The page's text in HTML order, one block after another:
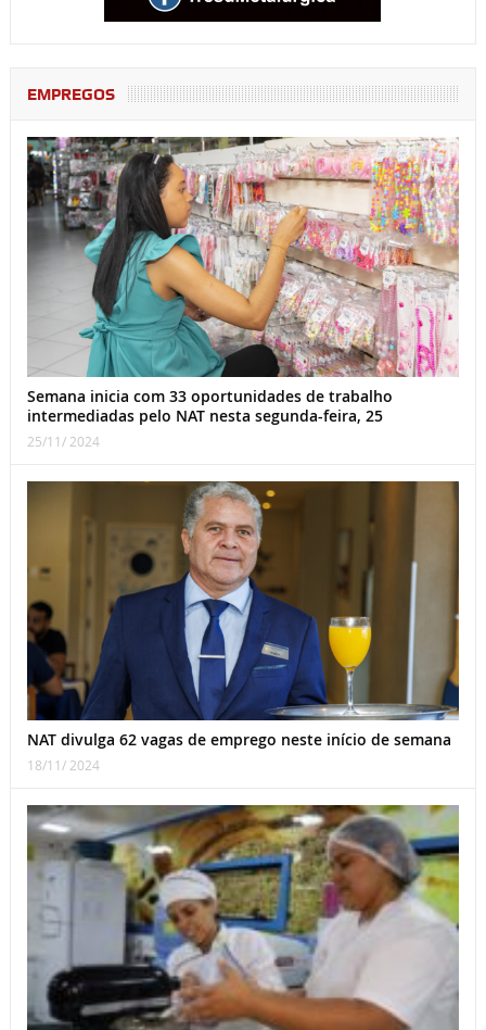
EMPREGOS
Semana inicia com 33 oportunidades de trabalho
intermediadas pelo NAT nesta segunda-feira, 25
25/11/ 2024
NAT divulga 62 vagas de emprego neste início de semana
18/11/ 2024